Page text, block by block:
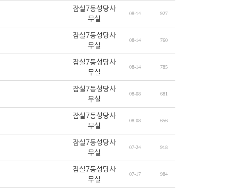
잠실7동성당사
무실
08-14 927
잠실7동성당사
무실
08-14 760
잠실7동성당사
무실
08-14 785
잠실7동성당사
무실
08-08 681
잠실7동성당사
무실
08-08 656
잠실7동성당사
무실
07-24 918
잠실7동성당사
무실
07-17 984